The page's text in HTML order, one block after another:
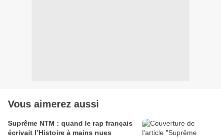
Vous aimerez aussi
Suprême NTM : quand le rap français
écrivait l’Histoire à mains nues